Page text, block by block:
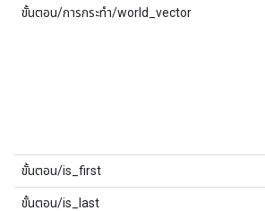
ขั้นตอน/การกระทำ/world_vector
ขั้นตอน/is_first
ขั้นตอน/is_last